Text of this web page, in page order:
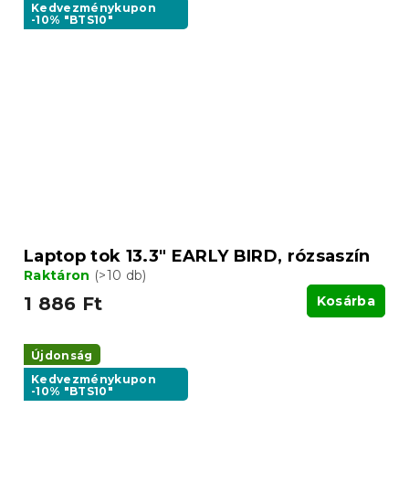
Kedvezménykupon
-10% "BTS10"
Laptop tok 13.3" EARLY BIRD, rózsaszín
Raktáron (>10 db)
1 886 Ft Kosárba
Újdonság
Kedvezménykupon
-10% "BTS10"